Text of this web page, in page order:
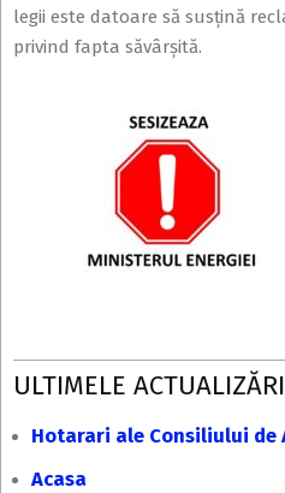
legii este datoare să susțină
privind fapta săvârșită.
2021-
14
ULTIMELE
Hotarari ale Consiliului de
Acasa